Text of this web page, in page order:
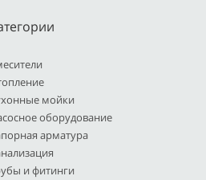
мойки
оборудование
арматура
и фитинги